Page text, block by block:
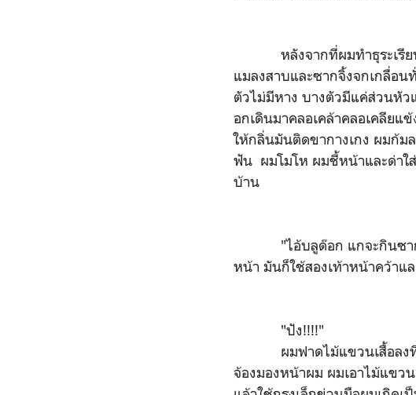
หลังจากที่ผมทำธุระเรียบร้
แมลงสาบและซากจิ้งจกเกลื่อ
ตัวไม่มีหาง บางตัวมีแค่ส่วนหัว
อกเดินมาคลอเคล้าคลอเคลียแ
ให้กลิ่นมันติดขากางเกง ผมก้
ฟัน ผมโมโห ผมชี้หน้าและด่าใ
บ้าน
"ไอ้บลูด๊อก แกจะกินซากพืช
หน้า มันก็ใช้สองเท้าหน้าคว้าแ
"ปัง!!!!"
ผมฟาดไม้แขวนเสื้อลงที่พื้น
จ้องมองหน้าผม ผมเอาไม้แขว